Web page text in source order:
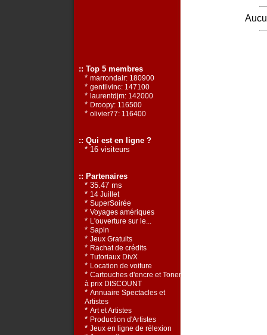
:: Top 5 membres
* marrondair: 180900
* gentilvinc: 147100
* laurentdjm: 142000
* Droopy: 116500
* olivier77: 116400
:: Qui est en ligne ?
* 16 visiteurs
:: Partenaires
* 35.47 ms
* 14 Juillet
* SuperSoirée
* Voyages amériques
* L'ouverture sur le...
* Sapin
* Jeux Gratuits
* Rachat de crédits
* Tutoriaux DivX
* Location de voiture
* Cartouches d'encre et Toners
à prix DISCOUNT
* Annuaire Spectacles et
Artistes
* Art et Artistes
* Production d'Artistes
* Jeux en ligne de rélexion